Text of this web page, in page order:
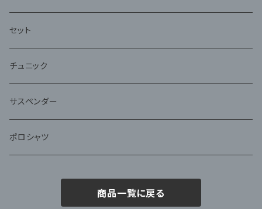
セット
チュニック
サスペンダー
ポロシャツ
商品一覧に戻る